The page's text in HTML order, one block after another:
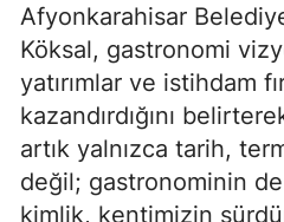
Afyonkarahisar
Köksal, gastronomi
yatırımlar ve istihdam
kazandırdığını
artık yalnızca tarih,
değil; gastronominin
kimlik, kentimizin